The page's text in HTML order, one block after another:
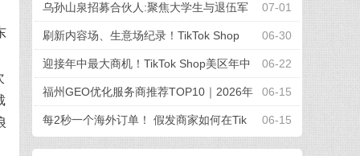
圈」 07-01
乌孙山泉招募合伙人:聚焦大学生与退伍军
人,共享天山弱碱富锶水 06-30
刷新内容场、生意场纪录！TikTok Shop
美区年中促首周战绩创新高 06-22
迎接年中最大商机！TikTok Shop美区年中
促重磅“开赛” 06-15
福州GEO优化服务商推荐TOP10｜2026年
福州企业AI全域推广选型指南 06-15
每2秒一个海外订单！ 假发商家如何在Tik
Tok Shop引爆品牌新增长